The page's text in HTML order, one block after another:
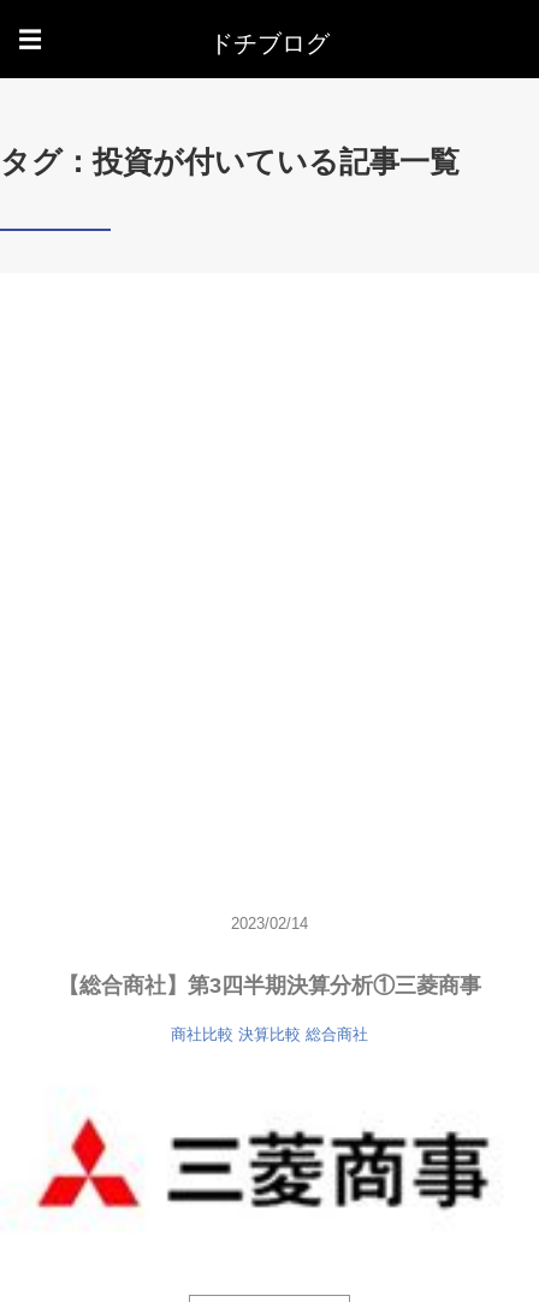
☰ ドチブログ
タグ：投資が付いている記事一覧
2023/02/14
【総合商社】第3四半期決算分析①三菱商事
商社比較 決算比較 総合商社